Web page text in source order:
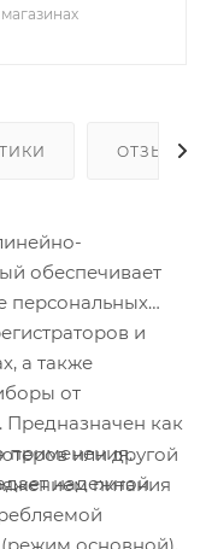
ОТЗЫВЫ
обеспечивает
персональных
и
а также
от
Предназначен как
применения.
надежной
или другой
питания